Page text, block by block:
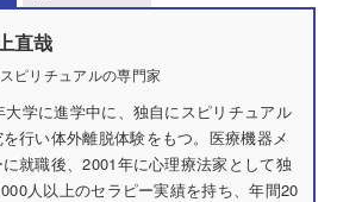
直哉
ピリチュアルの専門家
大学に進学中に、独自にスピリチュアル
行い体外離脱体験をもつ。医療機器メ
就職後、2001年に心理療法家として独
人以上のセラピー実績を持ち、年間20